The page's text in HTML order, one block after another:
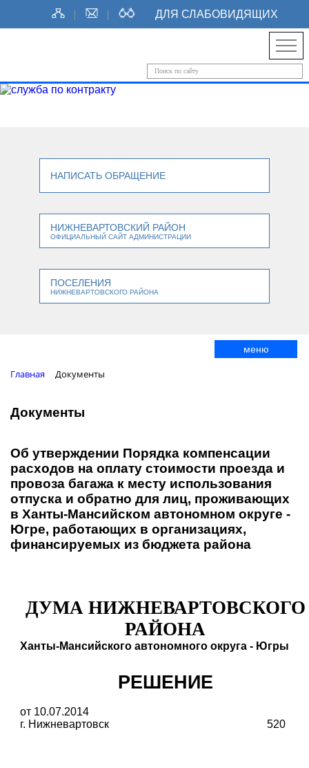
ДЛЯ СЛАБОВИДЯЩИХ
НАПИСАТЬ ОБРАЩЕНИЕ
НИЖНЕВАРТОВСКИЙ РАЙОН
ОФИЦИАЛЬНЫЙ САЙТ АДМИНИСТРАЦИИ
ПОСЕЛЕНИЯ
НИЖНЕВАРТОВСКОГО РАЙОНА
меню
Главная Документы
Документы
Об утверждении Порядка компенсации
расходов на оплату стоимости проезда и
провоза багажа к месту использования
отпуска и обратно для лиц, проживающих
в Ханты-Мансийском автономном округе -
Югре, работающих в организациях,
финансируемых из бюджета района
ДУМА НИЖНЕВАРТОВСКОГО
РАЙОНА
Ханты-Мансийского автономного округа - Югры
РЕШЕНИЕ
от 10.07.2014
г. Нижневартовск
520